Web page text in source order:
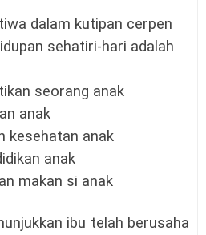
dalam kutipan cerpen
sehatiri-hari adalah
seorang anak
anak
kesehatan anak
anak
makan si anak
ibu telah berusaha